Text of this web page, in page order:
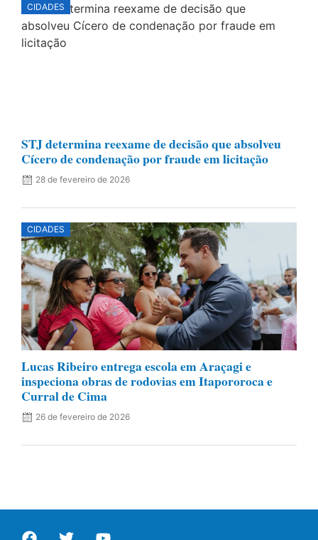
CIDADES
STJ determina reexame de decisão que absolveu
Cícero de condenação por fraude em licitação
28 de fevereiro de 2026
CIDADES
Lucas Ribeiro entrega escola em Araçagi e
inspeciona obras de rodovias em Itapororoca e
Curral de Cima
26 de fevereiro de 2026